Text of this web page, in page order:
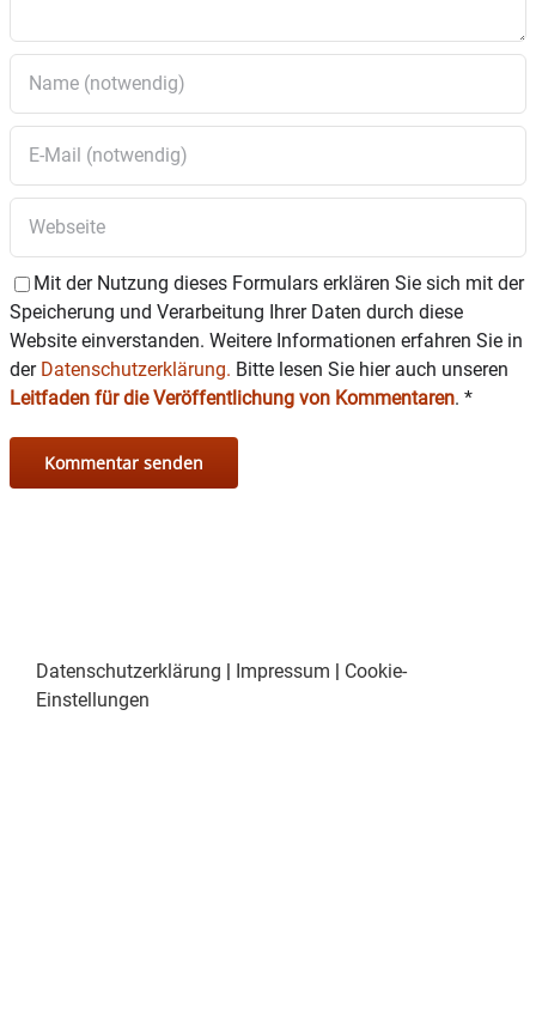
Mit der Nutzung dieses Formulars erklären Sie sich mit der
Speicherung und Verarbeitung Ihrer Daten durch diese
Website einverstanden. Weitere Informationen erfahren Sie in
der Datenschutzerklärung. Bitte lesen Sie hier auch unseren
Leitfaden für die Veröffentlichung von Kommentaren. *
Datenschutzerklärung | Impressum | Cookie-
Einstellungen